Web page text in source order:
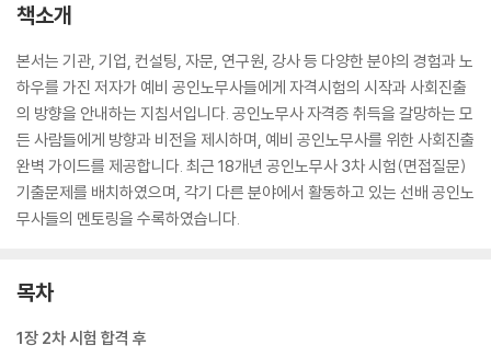
책소개
본서는 기관, 기업, 컨설팅, 자문, 연구원, 강사 등 다양한 분야의 경험과 노
하우를 가진 저자가 예비 공인노무사들에게 자격시험의 시작과 사회진출
의 방향을 안내하는 지침서입니다. 공인노무사 자격증 취득을 갈망하는 모
든 사람들에게 방향과 비전을 제시하며, 예비 공인노무사를 위한 사회진출
완벽 가이드를 제공합니다. 최근 18개년 공인노무사 3차 시험(면접질문)
기출문제를 배치하였으며, 각기 다른 분야에서 활동하고 있는 선배 공인노
무사들의 멘토링을 수록하였습니다.
목차
1장 2차 시험 합격 후